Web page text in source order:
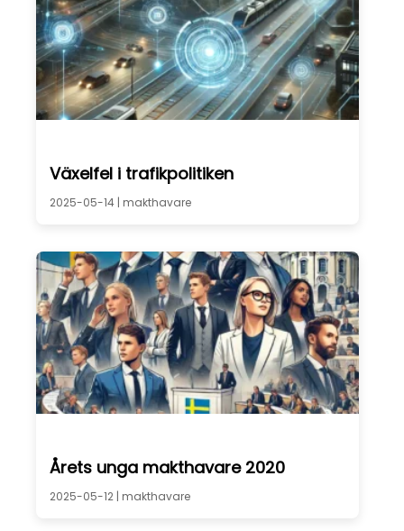
Växelfel i trafikpolitiken
2025-05-14 | makthavare
Årets unga makthavare 2020
2025-05-12 | makthavare